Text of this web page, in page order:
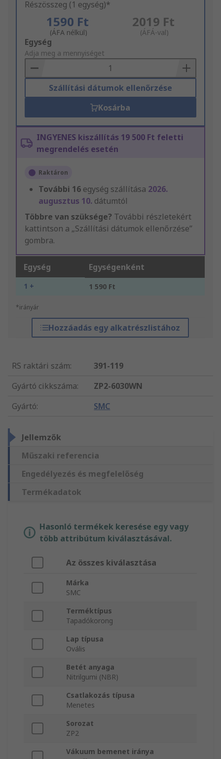
Részösszeg (1 egység)*
1590 Ft
(ÁFA nélkül)
2019 Ft
(ÁFÁ-val)
Add
to
Basket
Egység
Adja meg a mennyiséget
Szállítási dátumok ellenőrzése
Kosárba
INGYENES kiszállítás 19 500 Ft feletti
megrendelés esetén
Raktáron
További 16 egység szállítása 2026.
augusztus 10. dátumtól
Többre van szüksége? További részletekért
kattintson a „Szállítási dátumok ellenőrzése”
gombra.
Egység Egységenként
1 + 1 590 Ft
*irányár
Hozzáadás egy alkatrészlistához
RS raktári szám:
391-119
Gyártó cikkszáma:
ZP2-6030WN
Gyártó: SMC
Jellemzők
Műszaki referencia
Engedélyezés és megfelelőség
Termékadatok
Hasonló termékek keresése egy vagy
több attribútum kiválasztásával.
Az összes kiválasztása
Márka
SMC
Terméktípus
Tapadókorong
Lap típusa
Ovális
Betét anyaga
Nitrilgumi (NBR)
Csatlakozás típusa
Menetes
Sorozat
ZP2
Vákuum bemenet iránya